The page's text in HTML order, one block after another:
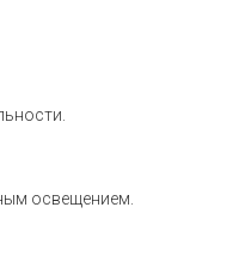
освещением.